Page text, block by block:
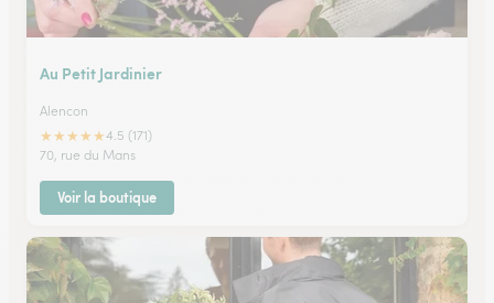
Au Petit Jardinier
Alencon
★★★★★4.5 (171)
70, rue du Mans
Voir la boutique